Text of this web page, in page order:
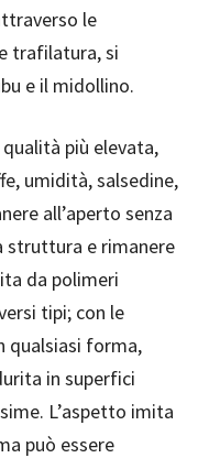
le
trafilatura, si
e il midollino.
più elevata,
umidità, salsedine,
all’aperto senza
struttura e rimanere
da polimeri
tipi; con le
qualsiasi forma,
in superfici
L’aspetto imita
può essere